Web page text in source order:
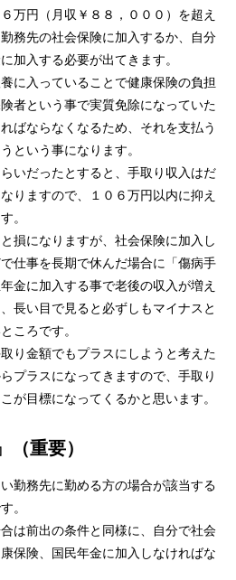
万円（月収￥８８，０００）を超え
務先の社会保険に加入するか、自分
加入する必要が出てきます。
に入っていることで健康保険の負担
者という事で実質免除になっていた
ばならなくなるため、それを支払う
という事になります。
いだったとすると、手取り収入はだ
りますので、１０６万円以内に抑え
。
損になりますが、社会保険に加入し
仕事を長期で休んだ場合に「傷病手
金に加入する事で老後の収入が増え
長い目で見ると必ずしもマイナスと
ころです。
り金額でもプラスにしようと考えた
プラスになってきますので、手取り
が目標になってくるかと思います。
（重要）
勤務先に勤める方の場合が該当する
。
は前出の条件と同様に、自分で社会
保険、国民年金に加入しなければな